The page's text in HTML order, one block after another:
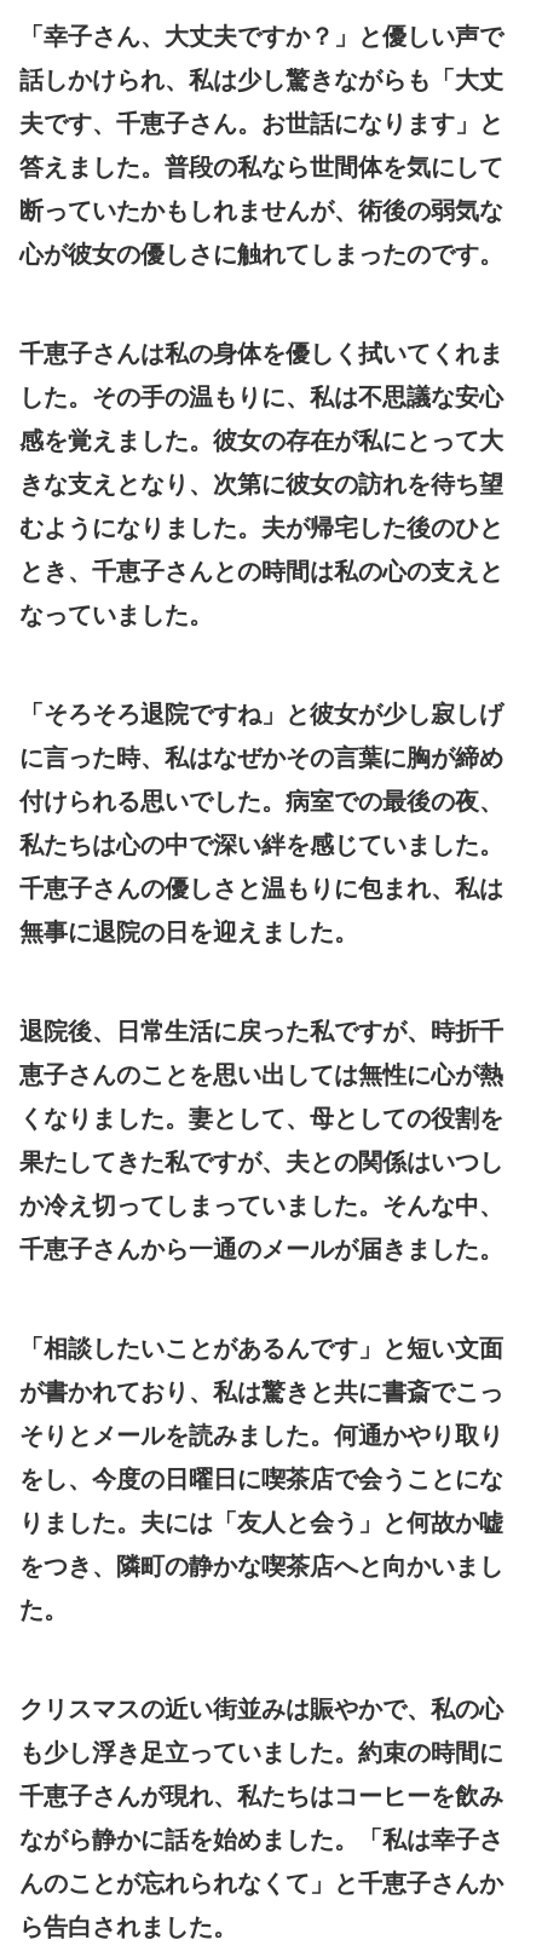
「幸子さん、大丈夫ですか？」と優しい声で
話しかけられ、私は少し驚きながらも「大丈
夫です、千恵子さん。お世話になります」と
答えました。普段の私なら世間体を気にして
断っていたかもしれませんが、術後の弱気な
心が彼女の優しさに触れてしまったのです。
千恵子さんは私の身体を優しく拭いてくれま
した。その手の温もりに、私は不思議な安心
感を覚えました。彼女の存在が私にとって大
きな支えとなり、次第に彼女の訪れを待ち望
むようになりました。夫が帰宅した後のひと
とき、千恵子さんとの時間は私の心の支えと
なっていました。
「そろそろ退院ですね」と彼女が少し寂しげ
に言った時、私はなぜかその言葉に胸が締め
付けられる思いでした。病室での最後の夜、
私たちは心の中で深い絆を感じていました。
千恵子さんの優しさと温もりに包まれ、私は
無事に退院の日を迎えました。
退院後、日常生活に戻った私ですが、時折千
恵子さんのことを思い出しては無性に心が熱
くなりました。妻として、母としての役割を
果たしてきた私ですが、夫との関係はいつし
か冷え切ってしまっていました。そんな中、
千恵子さんから一通のメールが届きました。
「相談したいことがあるんです」と短い文面
が書かれており、私は驚きと共に書斎でこっ
そりとメールを読みました。何通かやり取り
をし、今度の日曜日に喫茶店で会うことにな
りました。夫には「友人と会う」と何故か嘘
をつき、隣町の静かな喫茶店へと向かいまし
た。
クリスマスの近い街並みは賑やかで、私の心
も少し浮き足立っていました。約束の時間に
千恵子さんが現れ、私たちはコーヒーを飲み
ながら静かに話を始めました。「私は幸子さ
んのことが忘れられなくて」と千恵子さんか
ら告白されました。